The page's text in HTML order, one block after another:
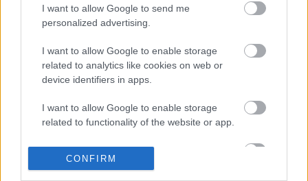
I want to allow Google to send me
personalized advertising.
I want to allow Google to enable storage
related to analytics like cookies on web or
device identifiers in apps.
I want to allow Google to enable storage
related to functionality of the website or app.
I want to allow Google to enable storage
related to personalization.
CONFIRM
Ο Αρνό είναι ο
δισεκατομμυριούχος
του 2024
16 δισ. δολάρια
κόστισε στον Μασκ η